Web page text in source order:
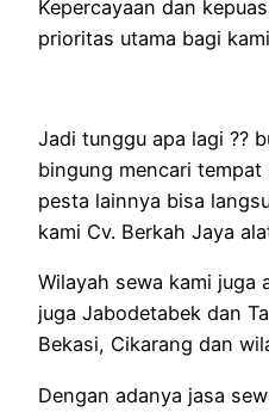
Kepercayaan dan
prioritas utama bagi
Jadi tunggu apa lagi ??
bingung mencari
pesta lainnya bisa
kami Cv. Berkah Jaya
Wilayah sewa kami juga
juga Jabodetabek dan
Bekasi, Cikarang dan
Dengan adanya jasa